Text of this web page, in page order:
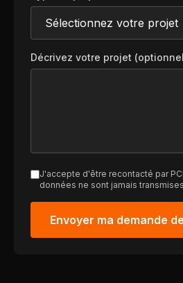
Décrivez votre projet
J'accepte d'être recontacté par
données ne sont jamais
Envoyer ma demande